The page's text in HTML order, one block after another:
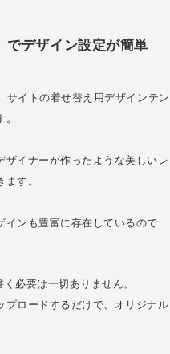
でデザイン設定が簡単
イトの着せ替え用デザインテン
ザイナーが作ったような美しいレ
す。
インも豊富に存在しているので
必要は一切ありません。
プロードするだけで、オリジナル